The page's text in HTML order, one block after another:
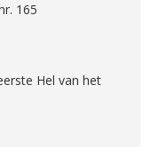
165
Hel van het